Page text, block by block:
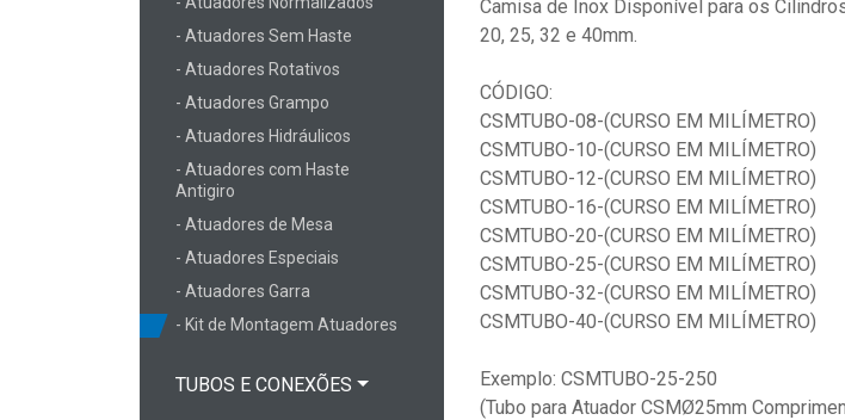
- Atuadores Sem Haste
- Atuadores Rotativos
- Atuadores Grampo
- Atuadores Hidráulicos
- Atuadores com Haste
Antigiro
- Atuadores de Mesa
- Atuadores Especiais
- Atuadores Garra
- Kit de Montagem Atuadores
TUBOS E CONEXÕES
Camisa de Inox Disponível para os
20, 25, 32 e 40mm.
CÓDIGO:
CSMTUBO-08-(CURSO EM MILÍMETRO)
CSMTUBO-10-(CURSO EM MILÍMETRO)
CSMTUBO-12-(CURSO EM MILÍMETRO)
CSMTUBO-16-(CURSO EM MILÍMETRO)
CSMTUBO-20-(CURSO EM MILÍMETRO)
CSMTUBO-25-(CURSO EM MILÍMETRO)
CSMTUBO-32-(CURSO EM MILÍMETRO)
CSMTUBO-40-(CURSO EM MILÍMETRO)
Exemplo: CSMTUBO-25-250
(Tubo para Atuador CSMØ25mm